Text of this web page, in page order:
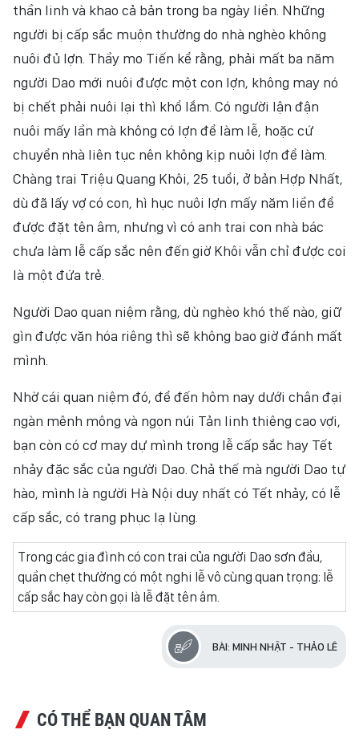
thần linh và khao cả bản trong ba ngày liền. Những
người bị cấp sắc muộn thường do nhà nghèo không
nuôi đủ lợn. Thầy mo Tiến kể rằng, phải mất ba năm
người Dao mới nuôi được một con lợn, không may nó
bị chết phải nuôi lại thì khổ lắm. Có người lận đận
nuôi mấy lần mà không có lợn để làm lễ, hoặc cứ
chuyển nhà liên tục nên không kịp nuôi lợn để làm.
Chàng trai Triệu Quang Khôi, 25 tuổi, ở bản Hợp Nhất,
dù đã lấy vợ có con, hì hục nuôi lợn mấy năm liền để
được đặt tên âm, nhưng vì có anh trai con nhà bác
chưa làm lễ cấp sắc nên đến giờ Khôi vẫn chỉ được coi
là một đứa trẻ.
Người Dao quan niệm rằng, dù nghèo khó thế nào, giữ
gìn được văn hóa riêng thì sẽ không bao giờ đánh mất
mình.
Nhờ cái quan niệm đó, để đến hôm nay dưới chân đại
ngàn mênh mông và ngọn núi Tản linh thiêng cao vợi,
bạn còn có cơ may dự mình trong lễ cấp sắc hay Tết
nhảy đặc sắc của người Dao. Chả thế mà người Dao tự
hào, mình là người Hà Nội duy nhất có Tết nhảy, có lễ
cấp sắc, có trang phục lạ lùng.
Trong các gia đình có con trai của người Dao sơn đầu,
quần chẹt thường có một nghi lễ vô cùng quan trọng: lễ
cấp sắc hay còn gọi là lễ đặt tên âm.
BÀI: MINH NHẬT - THẢO LÊ
CÓ THỂ BẠN QUAN TÂM